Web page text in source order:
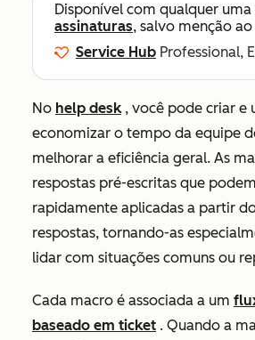
Disponível com qualquer uma
assinaturas, salvo menção
Service Hub Professional,
No help desk, você pode criar e
economizar o tempo da equipe
melhorar a eficiência geral. As
respostas pré-escritas que
rapidamente aplicadas a partir
respostas, tornando-as
lidar com situações comuns ou
Cada macro é associada a um
baseado em ticket . Quando a